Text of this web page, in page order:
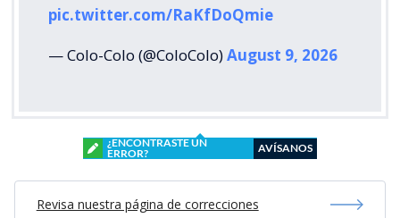
pic.twitter.com/RaKfDoQmie
— Colo-Colo (@ColoColo)August 9, 2026
¿ENCONTRASTE UN
ERROR?
AVÍSANOS
Revisa nuestra página de correcciones